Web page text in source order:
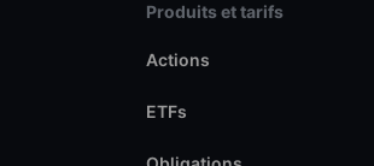
Produits et tarifs
Actions
ETFs